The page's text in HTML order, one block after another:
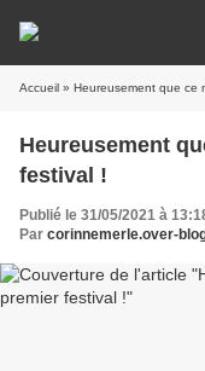
Accueil » Heureusement que ce
Heureusement
festival !
Publié le 31/05/2021 à
Par corinnemerle.over-